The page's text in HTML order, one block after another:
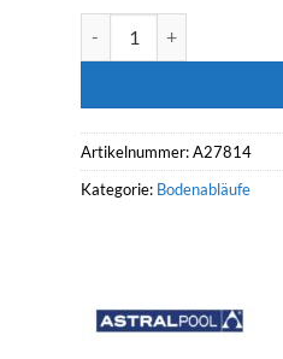
Artikelnummer:A27814
Kategorie: Bodenabläufe